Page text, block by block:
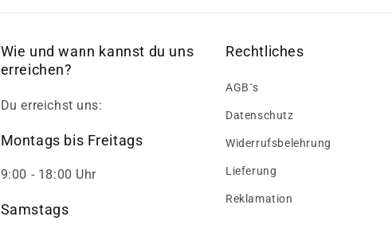
Wie und wann kannst du uns
erreichen?
Du erreichst uns:
Montags bis Freitags
9:00 - 18:00 Uhr
Samstags
Rechtliches
AGB´s
Datenschutz
Widerrufsbelehrung
Lieferung
Reklamation